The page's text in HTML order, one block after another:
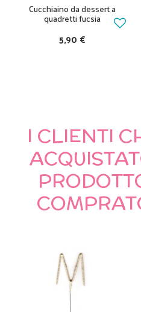
Cucchiaino da dessert a
quadretti fucsia
5,90 €
I CLIENTI